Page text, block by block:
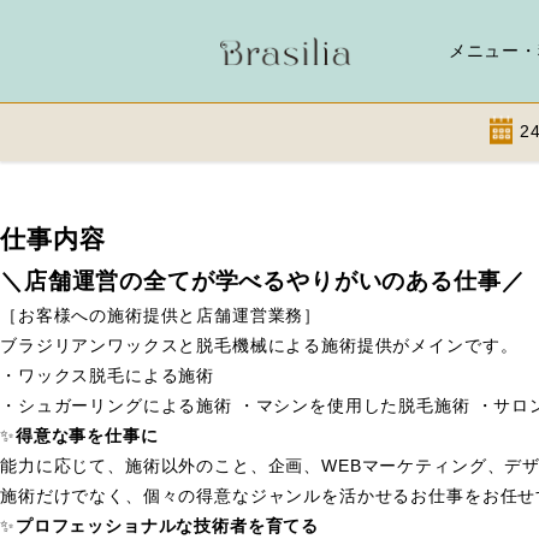
Skip
content
メニュー
仕事内容
＼店舗運営の全てが学べるやりがいのある仕事／
［お客様への施術提供と店舗運営業務］
ブラジリアンワックスと脱毛機械による施術提供がメインです。
・ワックス脱毛による施術
・シュガーリングによる施術 ・マシンを使用した脱毛施術 ・サ
✨得意な事を仕事に
能力に応じて、施術以外のこと、企画、WEBマーケティング、デ
施術だけでなく、個々の得意なジャンルを活かせるお仕事をお任
✨プロフェッショナルな技術者を育てる